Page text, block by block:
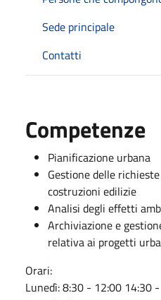
Sede principale
Contatti
Competenze
Pianificazione urbana
Gestione delle
costruzioni edilizie
Analisi degli effetti
Archiviazione e
relativa ai progetti
Orari:
Lunedì: 8:30 - 12:00 14:30